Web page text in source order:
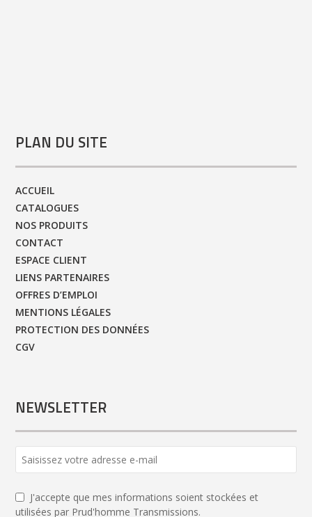
PLAN DU SITE
ACCUEIL
CATALOGUES
NOS PRODUITS
CONTACT
ESPACE CLIENT
LIENS PARTENAIRES
OFFRES D’EMPLOI
MENTIONS LÉGALES
PROTECTION DES DONNÉES
CGV
NEWSLETTER
J'accepte que mes informations soient stockées et
utilisées par Prud'homme Transmissions.